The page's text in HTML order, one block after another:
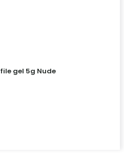
gel 5g Nude